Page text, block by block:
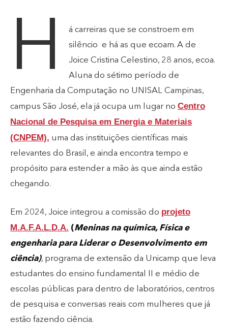
H
á carreiras que se constroem em
silêncio e há as que ecoam. A de
Joice Cristina Celestino, 28 anos, ecoa.
Aluna do sétimo período de
Engenharia da Computação no UNISAL Campinas,
campus São José, ela já ocupa um lugar no Centro
Nacional de Pesquisa em Energia e Materiais
(CNPEM), uma das instituições científicas mais
relevantes do Brasil, e ainda encontra tempo e
propósito para estender a mão às que ainda estão
chegando.
Em 2024, Joice integrou a comissão do projeto
M.A.F.A.L.D.A. (Meninas na química, Física e
engenharia para Liderar o Desenvolvimento em
ciência), programa de extensão da Unicamp que leva
estudantes do ensino fundamental II e médio de
escolas públicas para dentro de laboratórios, centros
de pesquisa e conversas reais com mulheres que já
estão fazendo ciência.